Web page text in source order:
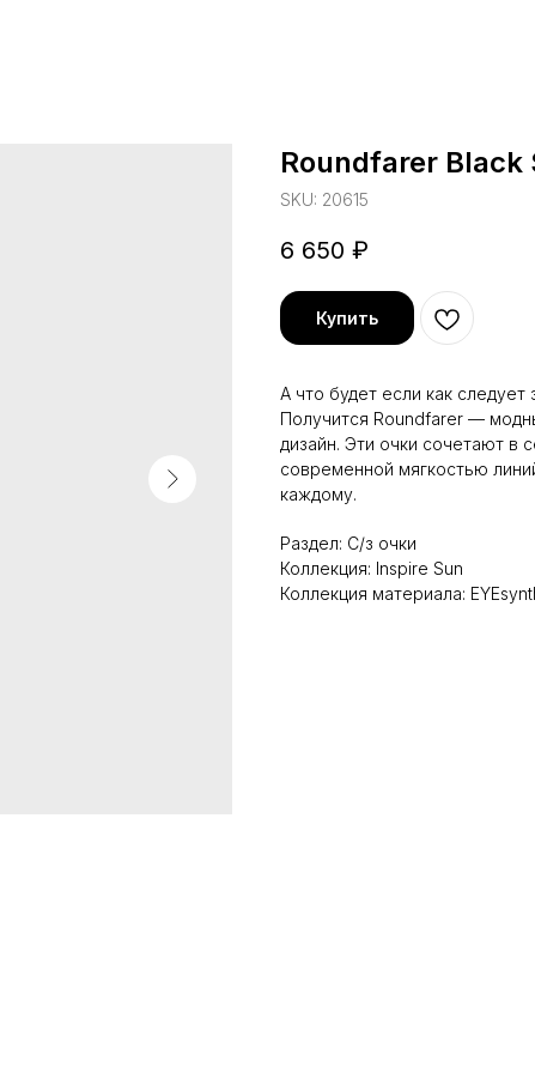
Roundfarer Black
SKU: 20615
6 650 ₽
Купить
А что будет если как
Получится Roundfarer —
дизайн. Эти очки сочетают в
современной мягкостью
каждому.
Раздел: С/з очки
Коллекция: Inspire Sun
Коллекция материала: